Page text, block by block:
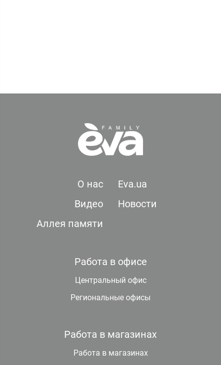
О нас
Eva.ua
Видео
Новости
Аллея памяти
Работа в офисе
Центральный офис
Региональные офисы
Работа в магазинах
Работа в магазинах